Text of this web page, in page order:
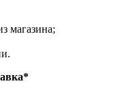
магазина;